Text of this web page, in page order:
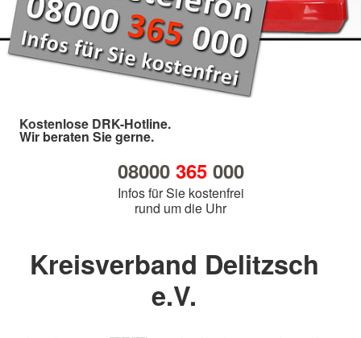
Kostenlose DRK-Hotline.
Wir beraten Sie gerne.
08000 365000
Infos für Sie kostenfrei
rund um die Uhr
Kreisverband Delitzsch
e.V.